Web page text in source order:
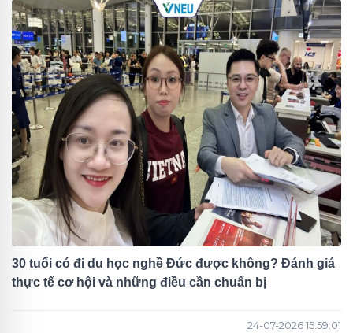
30 tuổi có đi du học nghề Đức được không? Đánh giá
thực tế cơ hội và những điều cần chuẩn bị
24-07-2026 15:59:01